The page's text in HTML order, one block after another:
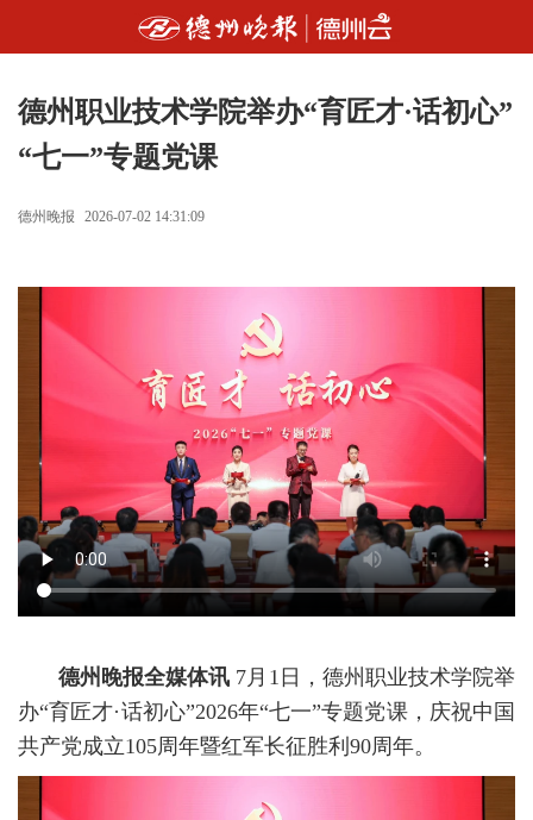
德州职业技术学院举办“育匠才·话初心”
“七一”专题党课
德州晚报 2026-07-02 14:31:09
德州晚报全媒体讯 7月1日，德州职业技术学院举
办“育匠才·话初心”2026年“七一”专题党课，庆祝中国
共产党成立105周年暨红军长征胜利90周年。